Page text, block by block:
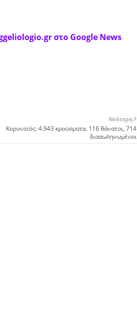
στο Google News
Νεότερη
Koρονοϊός: 4.943 κρούσματα. 116 θάνατοι, 714
διασωληνωμένοι